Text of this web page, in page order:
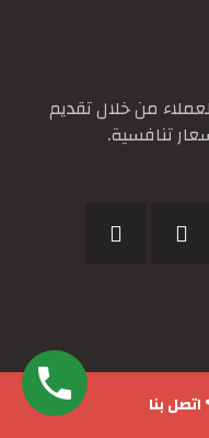
من خلال تقديم
تنافسية.
بنا